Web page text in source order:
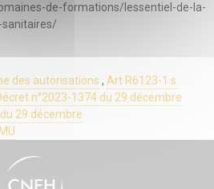
de-formations/lessentiel-de-la-
des autorisations , Art R6123-1 s.
n°2023-1374 du 29 décembre
29 décembre